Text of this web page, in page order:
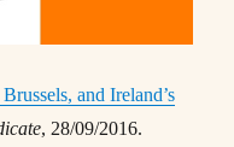
and Ireland’s
, 28/09/2016.